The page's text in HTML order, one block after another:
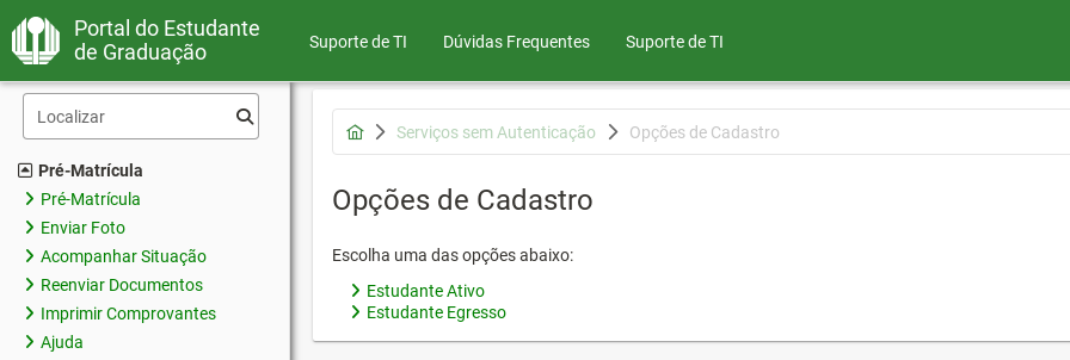
Portal do Estudante
de Graduação
Suporte de TI Dúvidas Frequentes Suporte de TI
Pré-Matrícula
Pré-Matrícula
Enviar Foto
Acompanhar Situação
Reenviar Documentos
Imprimir Comprovantes
Ajuda
Serviços sem Autenticação Opções de Cadastro
Opções de Cadastro
Escolha uma das opções abaixo:
Estudante Ativo
Estudante Egresso